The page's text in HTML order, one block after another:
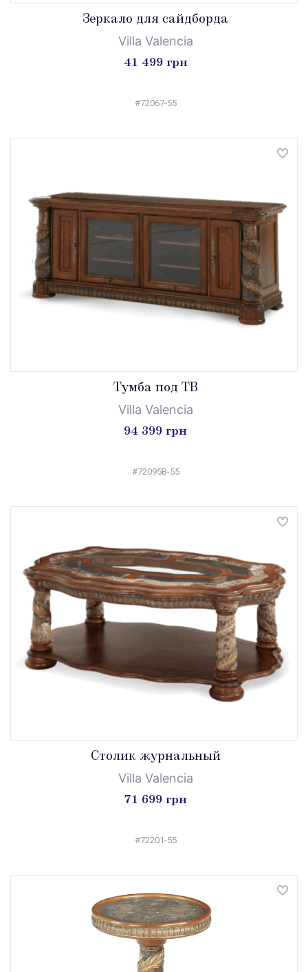
Зеркало для сайдборда
Villa Valencia
41 499 грн
#72067-55
Тумба под ТВ
Villa Valencia
94 399 грн
#72095B-55
Столик журнальный
Villa Valencia
71 699 грн
#72201-55